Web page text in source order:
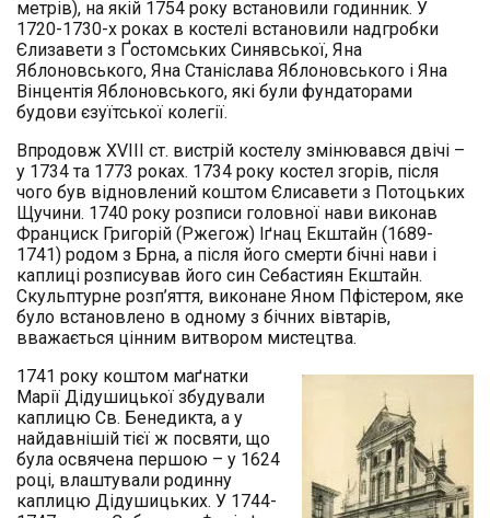
метрів), на якій 1754 року встановили годинник. У
1720-1730-х роках в костелі встановили надгробки
Єлизавети з Ґостомських Синявської, Яна
Яблоновського, Яна Станіслава Яблоновського і Яна
Вінцентія Яблоновського, які були фундаторами
будови єзуїтської колегії.
Впродовж XVIII ст. вистрій костелу змінювався двічі –
у 1734 та 1773 роках. 1734 року костел згорів, після
чого був відновлений коштом Єлисавети з Потоцьких
Щучини. 1740 року розписи головної нави виконав
Франциск Григорій (Ржегож) Іґнац Екштайн (1689-
1741) родом з Брна, а після його смерти бічні нави і
каплиці розписував його син Себастиян Екштайн.
Скульптурне розп’яття, виконане Яном Пфістером, яке
було встановлено в одному з бічних вівтарів,
вважається цінним витвором мистецтва.
1741 року коштом маґнатки
Марії Дідушицької збудували
каплицю Св. Бенедикта, а у
найдавнішій тієї ж посвяти, що
була освячена першою – у 1624
році, влаштували родинну
каплицю Дідушицьких. У 1744-